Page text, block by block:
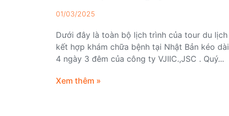
01/03/2025
Dưới đây là toàn bộ lịch trình của tour du lịch
kết hợp khám chữa bệnh tại Nhật Bản kéo dài
4 ngày 3 đêm của công ty VJIIC.,JSC . Quý...
Xem thêm »